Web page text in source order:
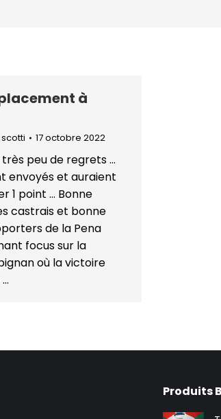
à
17 octobre 2022
peu de regrets …
envoyés et auraient
1 point … Bonne
castrais et bonne
de la Pena
focus sur la
où la victoire
…
Produits